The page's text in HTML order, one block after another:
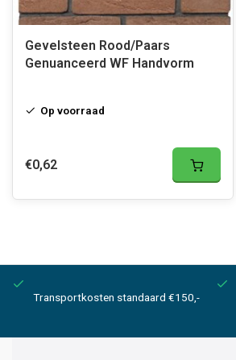
Gevelsteen Rood/Paars
Genuanceerd WF Handvorm
Op voorraad
€0,62
Transportkosten standaard €150,-